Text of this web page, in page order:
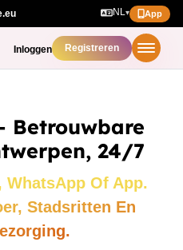
NL▾ App
Inloggen Registreren
Betrouwbare
24/7
WhatsApp Of App.
Stadsritten En